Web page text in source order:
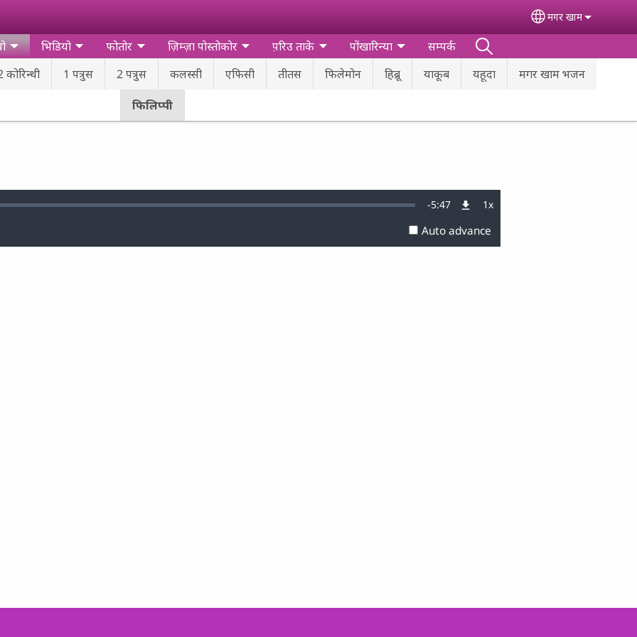
Select your
मगर खाम
कोरिन्‍थी 1 पत्रुस 2 पत्रुस कलस्‍सी एफिसी तीतस फिलेमोन हिब्रू याकूब यहूदा
मगर खाम भजन
फिलिप्‍पी
भिडियो फोतोर ज़िम्‍ज़ा पोस्‍तोकोर प़रिउ ताके पोंखारिन्‍या सम्पर्क
Remaining
Time
-5:47 1xPlayback
Auto advance